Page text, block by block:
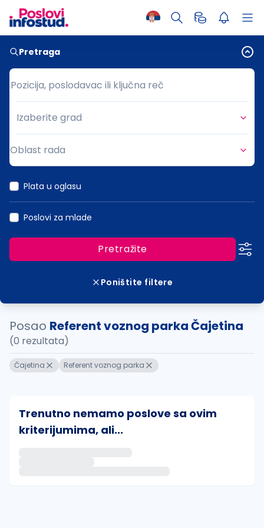
Pretraga
Pozicija, poslodavac ili ključna reč
Pozicija, poslodavac ili ključna reč
Grad
Izaberite grad
Oblast rada
Plata u oglasu
Poslovi za mlade
Pretražite
Poništite filtere
Posao Referent voznog parka Čajetina
(0 rezultata)
Čajetina Referent voznog parka
Trenutno nemamo poslove sa ovim
kriterijumima, ali...